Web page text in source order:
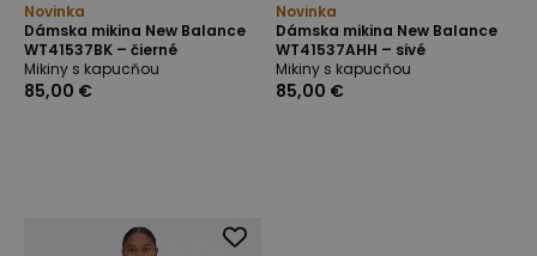
Novinka
Dámska mikina New Balance
WT41537BK – čierné
Mikiny s kapucňou
85,00 €
Novinka
Dámska mikina New Balance
WT41537AHH – sivé
Mikiny s kapucňou
85,00 €